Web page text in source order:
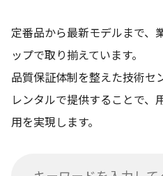
定番品から最新モデルまで、
ップで取り揃えています。
品質保証体制を整えた技術セ
レンタルで提供することで、
用を実現します。